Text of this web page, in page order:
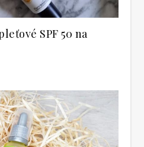
SPF 50 na